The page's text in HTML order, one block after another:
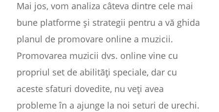
Mai jos, vom analiza câteva dintre cele mai
bune platforme și strategii pentru a vă ghida
planul de promovare online a muzicii.
Promovarea muzicii dvs. online vine cu
propriul set de abilități speciale, dar cu
aceste sfaturi dovedite, nu veți avea
probleme în a ajunge la noi seturi de urechi.